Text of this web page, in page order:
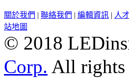
關於我們 | 聯絡我們 | 編輯資訊 | 人
站地圖
© 2018
Corp. All rights